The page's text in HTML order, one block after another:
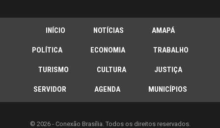
INÍCIO NOTÍCIAS AMAPÁ
POLÍTICA ECONOMIA TRABALHO
TURISMO CULTURA JUSTIÇA
SERVIDOR AGENDA MUNICÍPIOS
© 2026 - Conexão Brasília. Todos os direitos reservados.